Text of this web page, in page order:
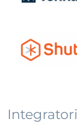
Integratori